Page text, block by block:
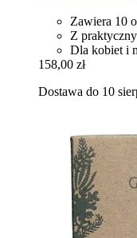
Zawiera 10
Z
Dla kobiet i
158,00 zł
Dostawa do 10